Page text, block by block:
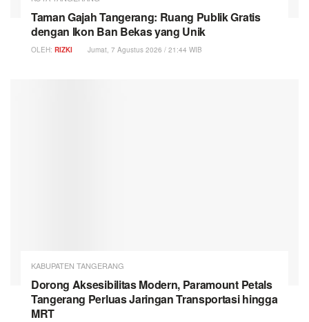
Taman Gajah Tangerang: Ruang Publik Gratis
dengan Ikon Ban Bekas yang Unik
OLEH: RIZKI Jumat, 7 Agustus 2026 / 21:44 WIB
KABUPATEN TANGERANG
Dorong Aksesibilitas Modern, Paramount Petals
Tangerang Perluas Jaringan Transportasi hingga
MRT